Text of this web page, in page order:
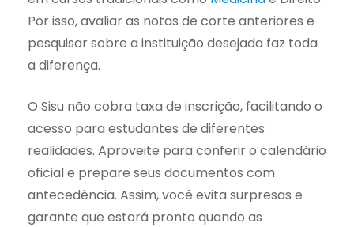
Por isso, avaliar as notas de corte anteriores e
pesquisar sobre a instituição desejada faz toda
a diferença.
O Sisu não cobra taxa de inscrição, facilitando o
acesso para estudantes de diferentes
realidades. Aproveite para conferir o calendário
oficial e prepare seus documentos com
antecedência. Assim, você evita surpresas e
garante que estará pronto quando as